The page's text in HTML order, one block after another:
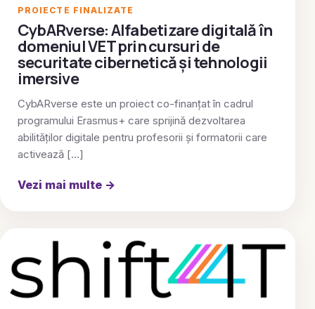
PROIECTE FINALIZATE
CybARverse: Alfabetizare digitală în
domeniul VET prin cursuri de
securitate cibernetică și tehnologii
imersive
CybARverse este un proiect co-finanțat în cadrul
programului Erasmus+ care sprijină dezvoltarea
abilităților digitale pentru profesorii și formatorii care
activează […]
Vezi mai multe →